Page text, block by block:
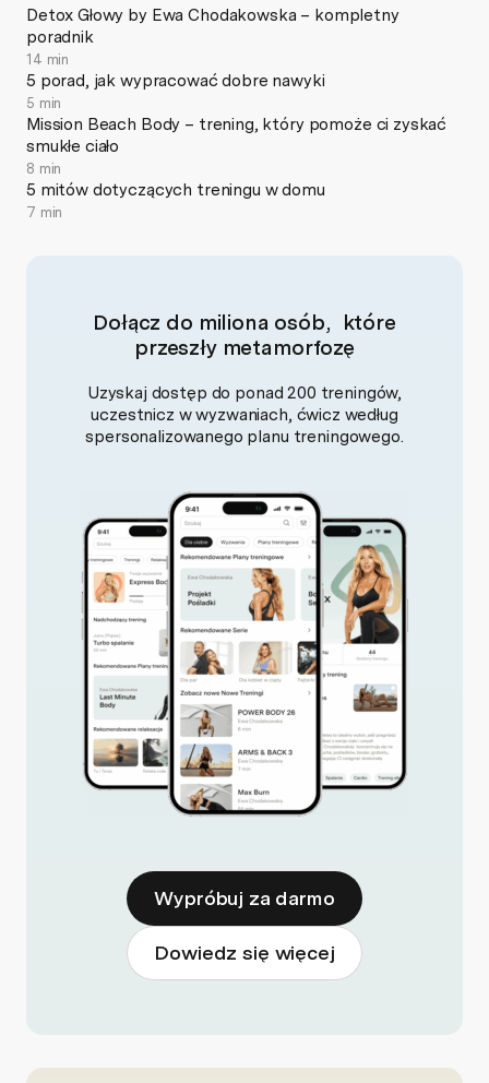
Detox Głowy by Ewa Chodakowska – kompletny
poradnik
14 min
5 porad, jak wypracować dobre nawyki
5 min
Mission Beach Body – trening, który pomoże ci zyskać
smukłe ciało
8 min
5 mitów dotyczących treningu w domu
7 min
Dołącz do miliona osób, które
przeszły metamorfozę
Uzyskaj dostęp do ponad 200 treningów,
uczestnicz w wyzwaniach, ćwicz według
spersonalizowanego planu treningowego.
Wypróbuj za darmo
Dowiedz się więcej